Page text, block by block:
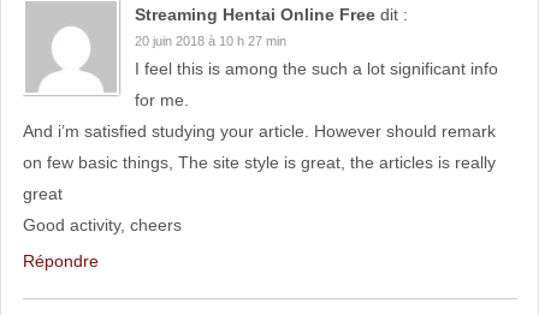
Streaming Hentai Online Free dit :
20 juin 2018 à 10 h 27 min
I feel this is among the such a lot significant info
for me.
And i’m satisfied studying your article. However should remark
on few basic things, The site style is great, the articles is really
great
Good activity, cheers
Répondre